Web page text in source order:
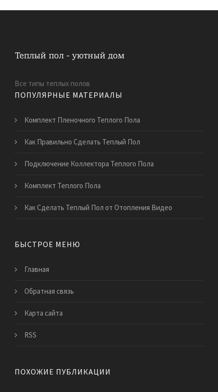
Все типы теплых полов
ПОПУЛЯРНЫЕ МАТЕРИАЛЫ
Комплект Пленочного Теплого Пола
Как Правильно Сделать Теплый Пол
Подключение Коллектора Теплого Пола
Комплект Теплого Пола
Как Сделать Теплый Пол от Отопления Видео
БЫСТРОЕ МЕНЮ
Главная
Обратная связь
Карта сайта
RSS
ПОХОЖИЕ ПУБЛИКАЦИИ